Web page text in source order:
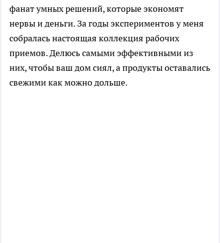
фанат умных решений, которые экономят
нервы и деньги. За годы экспериментов у меня
собралась настоящая коллекция рабочих
приемов. Делюсь самыми эффективными из
них, чтобы ваш дом сиял, а продукты оставались
свежими как можно дольше.